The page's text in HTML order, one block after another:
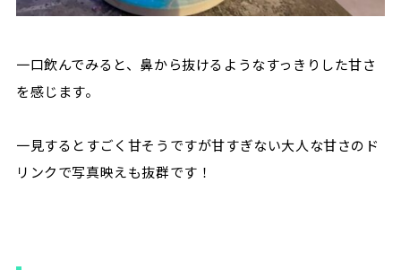
一口飲んでみると、鼻から抜けるようなすっきりした甘さ
を感じます。
一見するとすごく甘そうですが甘すぎない大人な甘さのド
リンクで写真映えも抜群です！